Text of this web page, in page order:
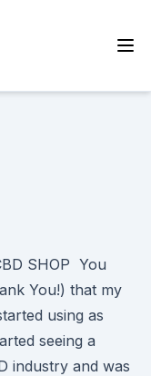
SHOP You
You!) that my
using as
seeing a
industry and was